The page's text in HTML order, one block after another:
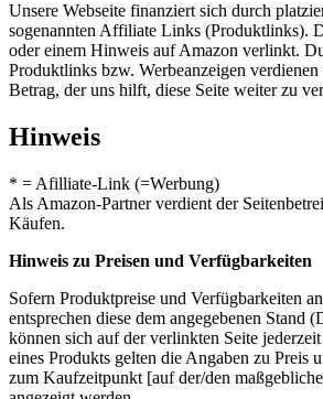
Unsere Webseite finanziert sich durch
sogenannten Affiliate Links (Produktlinks).
oder einem Hinweis auf Amazon verlinkt.
Produktlinks bzw. Werbeanzeigen
Betrag, der uns hilft, diese Seite weiter zu
Hinweis
* = Afilliate-Link (=Werbung)
Als Amazon-Partner verdient der
Käufen.
Hinweis zu Preisen und Verfügbarkeiten
Sofern Produktpreise und Verfügbarkeiten
entsprechen diese dem angegebenen Stand
können sich auf der verlinkten Seite
eines Produkts gelten die Angaben zu Preis
zum Kaufzeitpunkt [auf der/den